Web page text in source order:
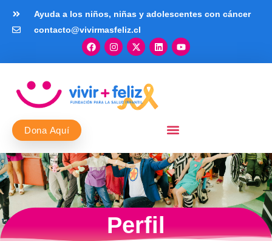
Ayuda a los niños, niñas y adolescentes con cáncer
contacto@vivirmasfeliz.cl
Dona Aquí
Perfil